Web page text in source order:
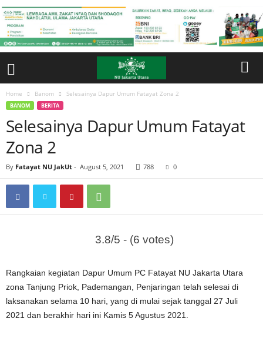
Home Banom Selesainya Dapur Umum Fatayat Zona 2
BANOM BERITA
Selesainya Dapur Umum Fatayat
Zona 2
By Fatayat NU JakUt - August 5, 2021 788 0
3.8/5 - (6 votes)
Rangkaian kegiatan Dapur Umum PC Fatayat NU Jakarta Utara
zona Tanjung Priok, Pademangan, Penjaringan telah selesai di
laksanakan selama 10 hari, yang di mulai sejak tanggal 27 Juli
2021 dan berakhir hari ini Kamis 5 Agustus 2021.